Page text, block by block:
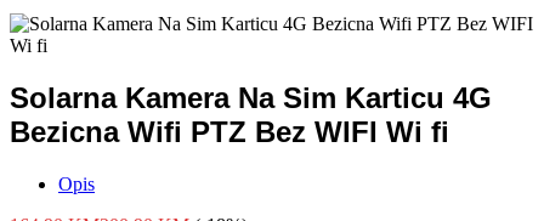
Solarna Kamera Na Sim Karticu 4G
Bezicna Wifi PTZ Bez WIFI Wi fi
Opis